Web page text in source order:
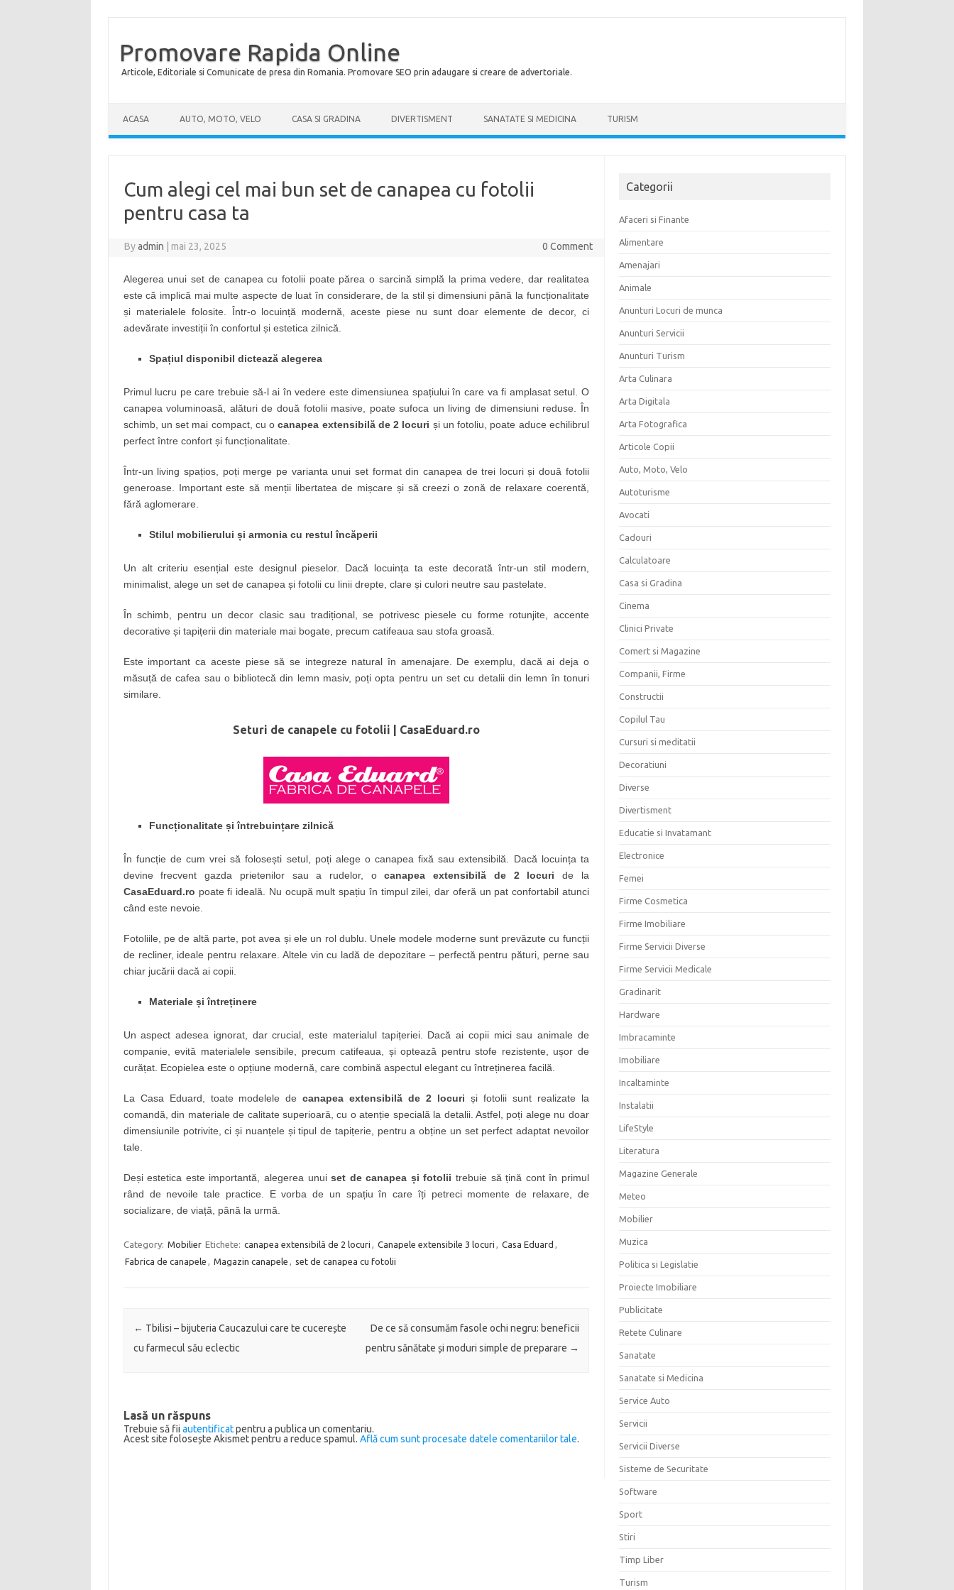
Promovare Rapida Online
Articole, Editoriale si Comunicate de presa din Romania. Promovare SEO prin adaugare si creare de advertoriale.
ACASA AUTO, MOTO, VELO CASA SI GRADINA DIVERTISMENT SANATATE SI MEDICINA TURISM
Cum alegi cel mai bun set de canapea cu fotolii
pentru casa ta
Byadmin mai 23, 2025 0 Comment
Alegerea unui set de canapea cu fotolii poate părea o sarcină simplă la prima vedere, dar realitatea
este că implică mai multe aspecte de luat în considerare, de la stil și dimensiuni până la funcționalitate
și materialele folosite. Într-o locuință modernă, aceste piese nu sunt doar elemente de decor, ci
adevărate investiții în confortul și estetica zilnică.
Spațiul disponibil dictează alegerea
Primul lucru pe care trebuie să-l ai în vedere este dimensiunea spațiului în care va fi amplasat setul. O
canapea voluminoasă, alături de două fotolii masive, poate sufoca un living de dimensiuni reduse. În
schimb, un set mai compact, cu ocanapea extensibilă de 2 locuri și un fotoliu, poate aduce echilibrul
perfect între confort și funcționalitate.
Într-un living spațios, poți merge pe varianta unui set format din canapea de trei locuri și două fotolii
generoase. Important este să menții libertatea de mișcare și să creezi o zonă de relaxare coerentă,
fără aglomerare.
Stilul mobilierului și armonia cu restul încăperii
Un alt criteriu esențial este designul pieselor. Dacă locuința ta este decorată într-un stil modern,
minimalist, alege un set de canapea și fotolii cu linii drepte, clare și culori neutre sau pastelate.
În schimb, pentru un decor clasic sau tradițional, se potrivesc piesele cu forme rotunjite, accente
decorative și tapițerii din materiale mai bogate, precum catifeaua sau stofa groasă.
Este important ca aceste piese să se integreze natural în amenajare. De exemplu, dacă ai deja o
măsuță de cafea sau o bibliotecă din lemn masiv, poți opta pentru un set cu detalii din lemn în tonuri
similare.
Seturi de canapele cu fotolii | CasaEduard.ro
Funcționalitate și întrebuințare zilnică
În funcție de cum vrei să folosești setul, poți alege o canapea fixă sau extensibilă. Dacă locuința ta
devine frecvent gazda prietenilor sau a rudelor, ocanapea extensibilă de 2 locuri de la
CasaEduard.ro poate fi ideală. Nu ocupă mult spațiu în timpul zilei, dar oferă un pat confortabil atunci
când este nevoie.
Fotoliile, pe de altă parte, pot avea și ele un rol dublu. Unele modele moderne sunt prevăzute cu funcții
de recliner, ideale pentru relaxare. Altele vin cu ladă de depozitare – perfectă pentru pături, perne sau
chiar jucării dacă ai copii.
Materiale și întreținere
Un aspect adesea ignorat, dar crucial, este materialul tapițeriei. Dacă ai copii mici sau animale de
companie, evită materialele sensibile, precum catifeaua, și optează pentru stofe rezistente, ușor de
curățat. Ecopielea este o opțiune modernă, care combină aspectul elegant cu întreținerea facilă.
La Casa Eduard, toate modelele decanapea extensibilă de 2 locuri și fotolii sunt realizate la
comandă, din materiale de calitate superioară, cu o atenție specială la detalii. Astfel, poți alege nu doar
dimensiunile potrivite, ci și nuanțele și tipul de tapițerie, pentru a obține un set perfect adaptat nevoilor
tale.
Deși estetica este importantă, alegerea unuiset de canapea și fotolii trebuie să țină cont în primul
rând de nevoile tale practice. E vorba de un spațiu în care îți petreci momente de relaxare, de
socializare, de viață, până la urmă.
Category: Mobilier Etichete: canapea extensibilă de 2 locuri , Canapele extensibile 3 locuri , Casa Eduard ,
Fabrica de canapele , Magazin canapele , set de canapea cu fotolii
Post navigation
← Tbilisi – bijuteria Caucazului care te cucerește
cu farmecul său eclectic
De ce să consumăm fasole ochi negru: beneficii
pentru sănătate și moduri simple de preparare →
Lasă un răspuns
Trebuie să fii autentificatpentru a publica un comentariu.
Acest site folosește Akismet pentru a reduce spamul. Află cum sunt procesate datele comentariilor tale.
Categorii
Afaceri si Finante
Alimentare
Amenajari
Animale
Anunturi Locuri de munca
Anunturi Servicii
Anunturi Turism
Arta Culinara
Arta Digitala
Arta Fotografica
Articole Copii
Auto, Moto, Velo
Autoturisme
Avocati
Cadouri
Calculatoare
Casa si Gradina
Cinema
Clinici Private
Comert si Magazine
Companii, Firme
Constructii
Copilul Tau
Cursuri si meditatii
Decoratiuni
Diverse
Divertisment
Educatie si Invatamant
Electronice
Femei
Firme Cosmetica
Firme Imobiliare
Firme Servicii Diverse
Firme Servicii Medicale
Gradinarit
Hardware
Imbracaminte
Imobiliare
Incaltaminte
Instalatii
LifeStyle
Literatura
Magazine Generale
Meteo
Mobilier
Muzica
Politica si Legislatie
Proiecte Imobiliare
Publicitate
Retete Culinare
Sanatate
Sanatate si Medicina
Service Auto
Servicii
Servicii Diverse
Sisteme de Securitate
Software
Sport
Stiri
Timp Liber
Turism